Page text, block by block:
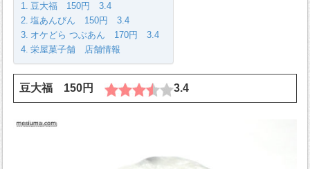
豆大福 150円 3.4
塩あんびん 150円 3.4
オケどら つぶあん 170円 3.4
栄屋菓子舗 店舗情報
豆大福 150円 3.4